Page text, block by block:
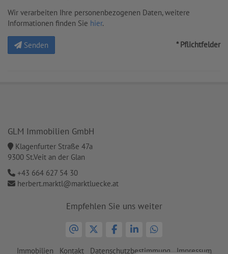
Wir verarbeiten Ihre personenbezogenen Daten, weitere
Informationen finden Sie hier.
Senden * Pflichtfelder
GLM Immobilien GmbH
Klagenfurter Straße 47a
9300 St.Veit an der Glan
+43 664 627 54 30
herbert.marktl@marktluecke.at
Empfehlen Sie uns weiter
Immobilien Kontakt Datenschutzbestimmung Impressum